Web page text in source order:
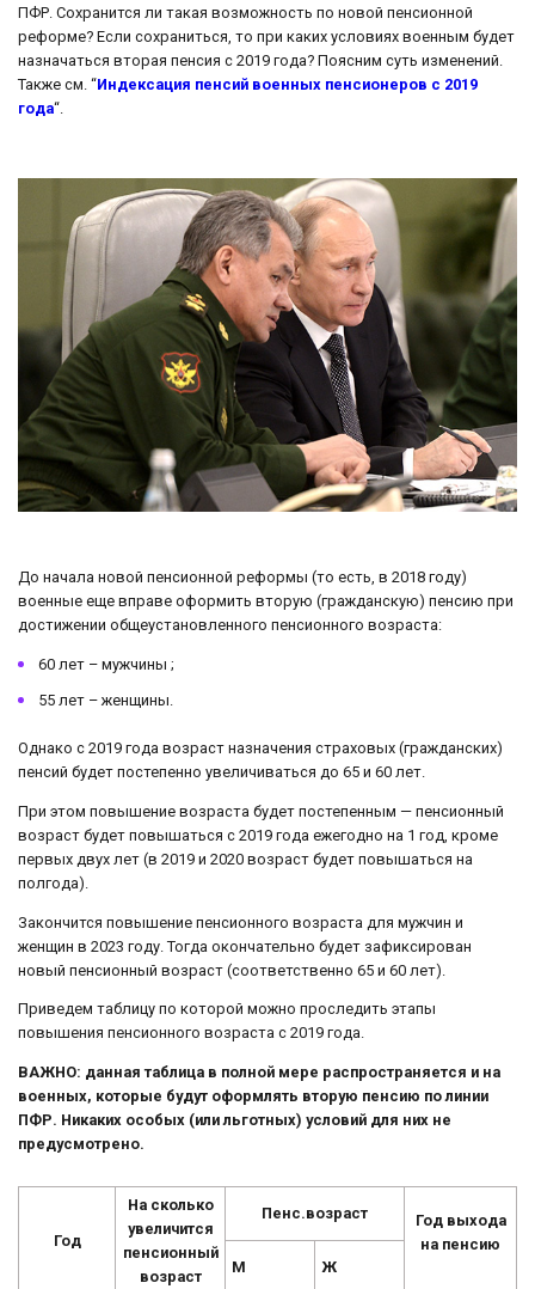
ПФР. Сохранится ли такая возможность по новой пенсионной
реформе? Если сохраниться, то при каких условиях военным будет
назначаться вторая пенсия с 2019 года? Поясним суть изменений.
Также см. “Индексация пенсий военных пенсионеров с 2019
года“.
До начала новой пенсионной реформы (то есть, в 2018 году)
военные еще вправе оформить вторую (гражданскую) пенсию при
достижении общеустановленного пенсионного возраста:
60 лет – мужчины ;
55 лет – женщины.
Однако с 2019 года возраст назначения страховых (гражданских)
пенсий будет постепенно увеличиваться до 65 и 60 лет.
При этом повышение возраста будет постепенным — пенсионный
возраст будет повышаться с 2019 года ежегодно на 1 год, кроме
первых двух лет (в 2019 и 2020 возраст будет повышаться на
полгода).
Закончится повышение пенсионного возраста для мужчин и
женщин в 2023 году. Тогда окончательно будет зафиксирован
новый пенсионный возраст (соответственно 65 и 60 лет).
Приведем таблицу по которой можно проследить этапы
повышения пенсионного возраста с 2019 года.
ВАЖНО: данная таблица в полной мере распространяется и на
военных, которые будут оформлять вторую пенсию по линии
ПФР. Никаких особых (или льготных) условий для них не
предусмотрено.
Год
На сколько
увеличится
пенсионный
возраст
Пенс.возраст
Год выхода
на пенсию
М
Ж